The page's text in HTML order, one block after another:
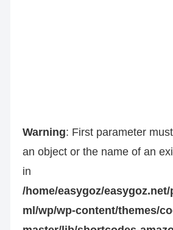
Warning: First parameter
an object or the name of an
in
/home/easygoz/
ml/wp/wp-content/themes/